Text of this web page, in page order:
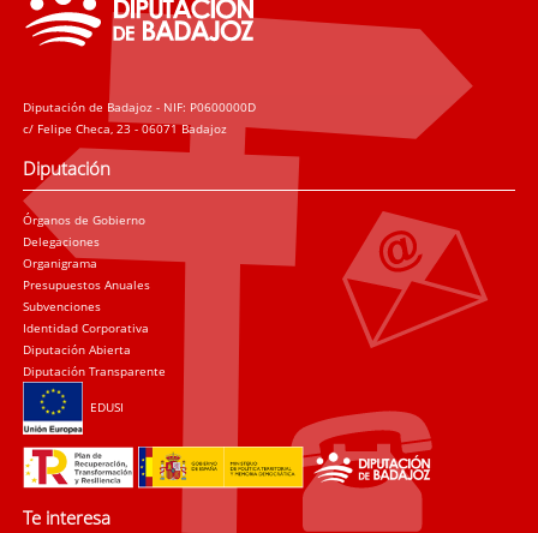
Diputación de Badajoz - NIF: P0600000D
c/ Felipe Checa, 23 - 06071 Badajoz
Diputación
Órganos de Gobierno
Delegaciones
Organigrama
Presupuestos Anuales
Subvenciones
Identidad Corporativa
Diputación Abierta
Diputación Transparente
EDUSI
Te interesa